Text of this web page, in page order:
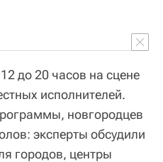
до 20 часов на сцене
исполнителей.
новгородцев
эксперты обсудили
городов, центры